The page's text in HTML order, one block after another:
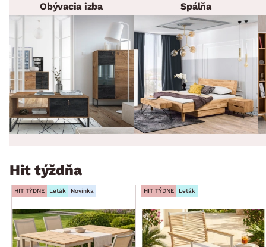
Obývacia izba Spálňa
Hit týždňa
HIT TÝDNE Leták Novinka HIT TÝDNE Leták